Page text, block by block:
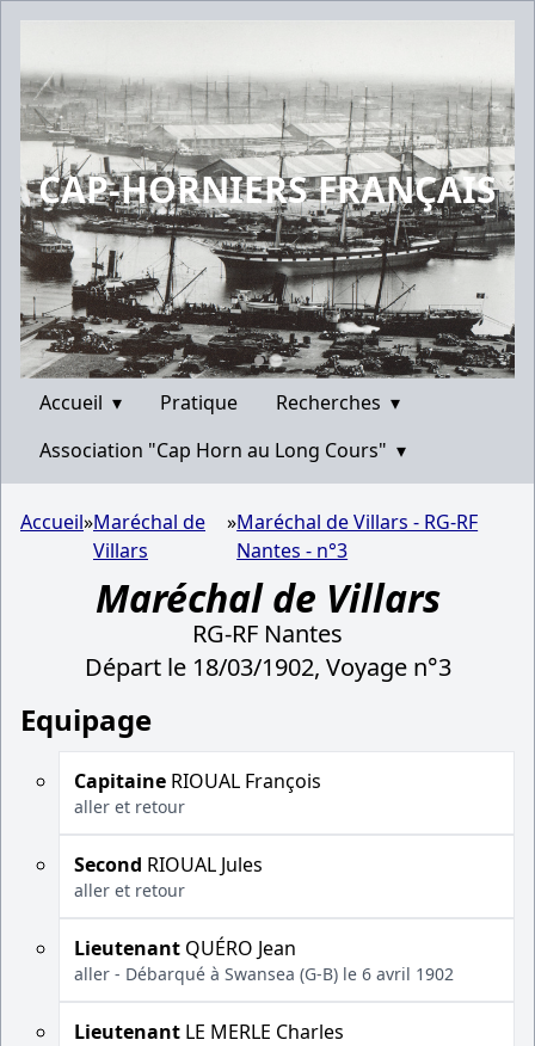
CAP-HORNIERS FRANÇAIS
Accueil ▾ Pratique Recherches ▾
Association "Cap Horn au Long Cours" ▾
Accueil»Maréchal de
Villars
»Maréchal de Villars - RG-RF
Nantes - n°3
Maréchal de Villars
RG-RF Nantes
Départ le 18/03/1902, Voyage n°3
Equipage
Capitaine RIOUAL François
aller et retour
Second RIOUAL Jules
aller et retour
Lieutenant QUÉRO Jean
aller - Débarqué à Swansea (G-B) le 6 avril 1902
Lieutenant LE MERLE Charles